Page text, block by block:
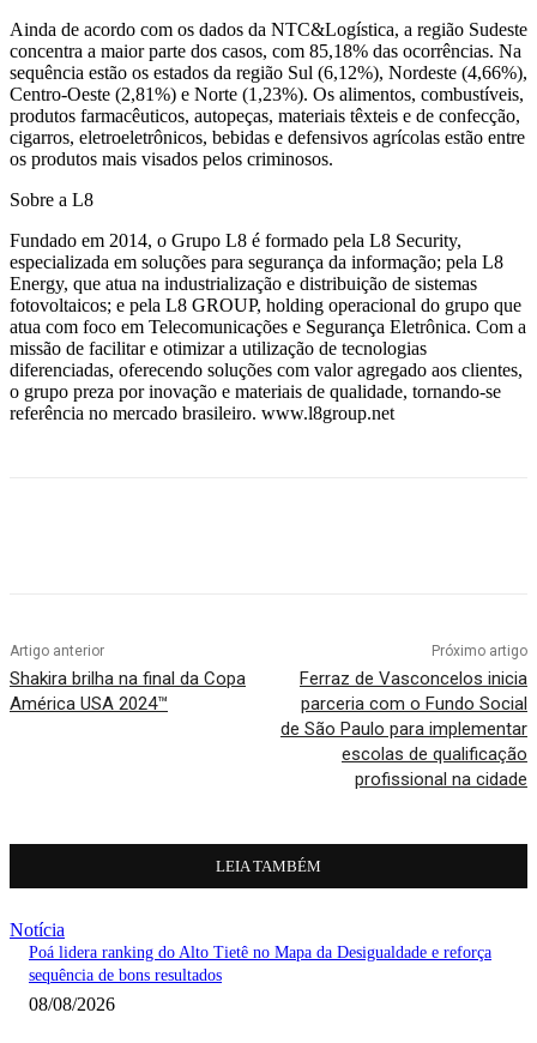
Ainda de acordo com os dados da NTC&Logística, a região Sudeste
concentra a maior parte dos casos, com 85,18% das ocorrências. Na
sequência estão os estados da região Sul (6,12%), Nordeste (4,66%),
Centro-Oeste (2,81%) e Norte (1,23%). Os alimentos, combustíveis,
produtos farmacêuticos, autopeças, materiais têxteis e de confecção,
cigarros, eletroeletrônicos, bebidas e defensivos agrícolas estão entre
os produtos mais visados pelos criminosos.
Sobre a L8
Fundado em 2014, o Grupo L8 é formado pela L8 Security,
especializada em soluções para segurança da informação; pela L8
Energy, que atua na industrialização e distribuição de sistemas
fotovoltaicos; e pela L8 GROUP, holding operacional do grupo que
atua com foco em Telecomunicações e Segurança Eletrônica. Com a
missão de facilitar e otimizar a utilização de tecnologias
diferenciadas, oferecendo soluções com valor agregado aos clientes,
o grupo preza por inovação e materiais de qualidade, tornando-se
referência no mercado brasileiro. www.l8group.net
Artigo anterior
Shakira brilha na final da Copa
América USA 2024™
Próximo artigo
Ferraz de Vasconcelos inicia
parceria com o Fundo Social
de São Paulo para implementar
escolas de qualificação
profissional na cidade
LEIA TAMBÉM
Notícia
Poá lidera ranking do Alto Tietê no Mapa da Desigualdade e reforça
sequência de bons resultados
08/08/2026